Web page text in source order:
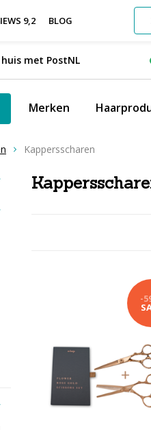
9,2 BLOG
met PostNL
Merken
Kappersscharen
-